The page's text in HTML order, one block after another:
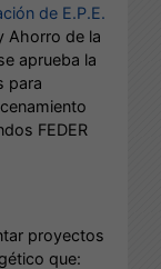
de E.P.E.
Ahorro de la
aprueba la
para
FEDER
proyectos
que: